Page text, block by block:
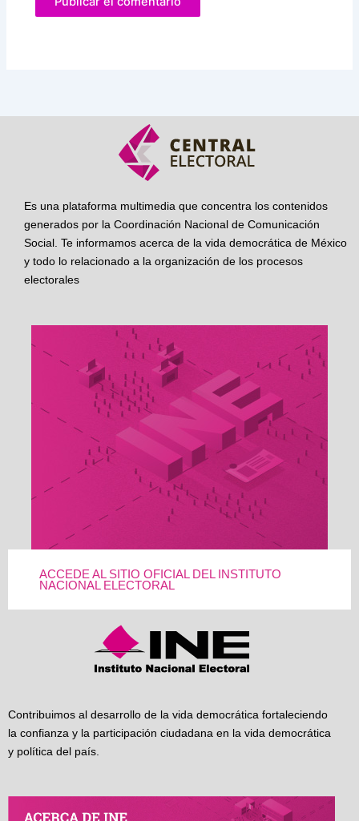
Es una plataforma multimedia que concentra los contenidos
generados por la Coordinación Nacional de Comunicación
Social. Te informamos acerca de la vida democrática de México
y todo lo relacionado a la organización de los procesos
electorales
ACCEDE AL SITIO OFICIAL DEL INSTITUTO
NACIONAL ELECTORAL
Contribuimos al desarrollo de la vida democrática fortaleciendo
la confianza y la participación ciudadana en la vida democrática
y política del país.